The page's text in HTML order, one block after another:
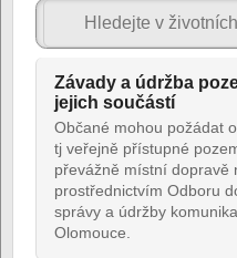
Závady a údržba
jejich součástí
Občané mohou požádat
tj veřejně přístupné
převážně místní dopravě
prostřednictvím Odboru
správy a údržby
Olomouce.